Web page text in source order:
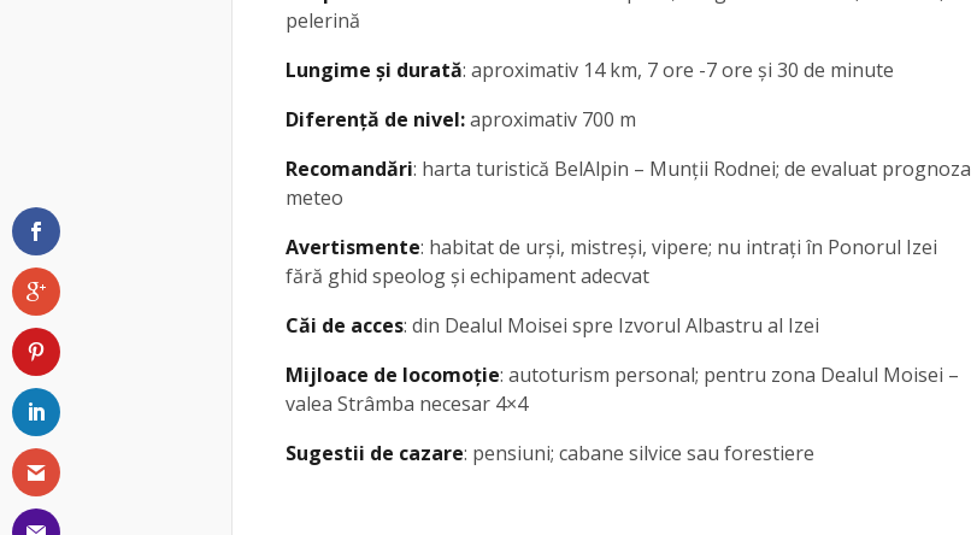
pelerină
Lungime și durată: aproximativ 14 km, 7 ore -7 ore și 30 de minute
Diferență de nivel:aproximativ 700 m
Recomandări: harta turistică BelAlpin – Munții Rodnei; de evaluat prognoza
meteo
Avertismente: habitat de urși, mistreși, vipere; nu intrați în Ponorul Izei
fără ghid speolog și echipament adecvat
Căi de acces: din Dealul Moisei spre Izvorul Albastru al Izei
Mijloace de locomoție: autoturism personal; pentru zona Dealul Moisei –
valea Strâmba necesar 4×4
Sugestii de cazare: pensiuni; cabane silvice sau forestiere